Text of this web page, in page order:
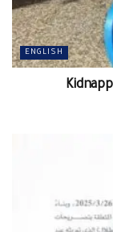
ENGLISH